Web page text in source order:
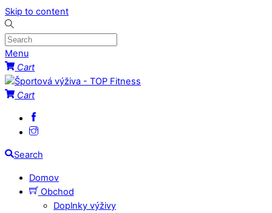
Skip to content
Menu
Cart
Cart
Search
Domov
Obchod
Doplnky výživy